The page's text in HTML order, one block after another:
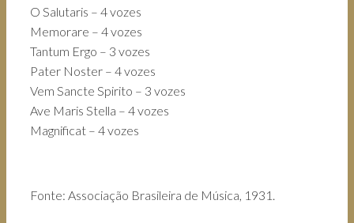
O Salutaris – 4 vozes
Memorare – 4 vozes
Tantum Ergo – 3 vozes
Pater Noster – 4 vozes
Vem Sancte Spirito – 3 vozes
Ave Maris Stella – 4 vozes
Magnificat – 4 vozes
Fonte: Associação Brasileira de Música, 1931.